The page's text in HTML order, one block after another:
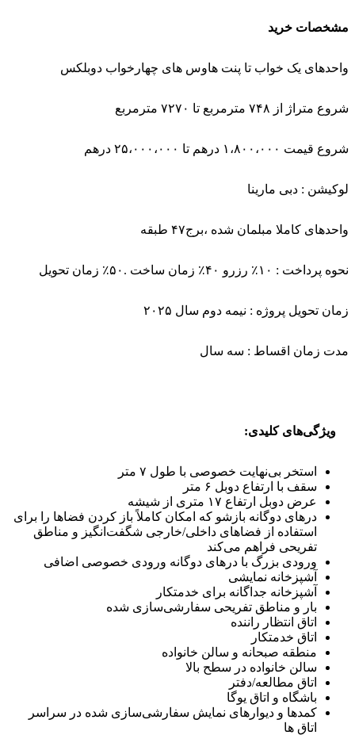
مشخصات خرید
واحدهای یک خواب تا پنت هاوس های چهارخواب دوبلکس
شروع متراژ از ۷۴۸ مترمربع تا ۷۲۷۰ مترمربع
شروع قیمت ۱،۸۰۰،۰۰۰ درهم تا ۲۵،۰۰۰،۰۰۰ درهم
لوکیشن : دبی مارینا
واحدهای کاملا مبلمان شده ،برج۴۷ طبقه
نحوه پرداخت : ۱۰٪ رزرو ۴۰٪ زمان ساخت .۵۰٪ زمان تحویل
زمان تحویل پروژه : نیمه دوم سال ۲۰۲۵
مدت زمان اقساط : سه سال
ویژگی‌های کلیدی:
استخر بی‌نهایت خصوصی با طول ۷ متر
سقف با ارتفاع دوبل ۶ متر
عرض دوبل ارتفاع ۱۷ متری از شیشه
درهای دوگانه بازشو که امکان کاملاً باز کردن فضاها را برای
استفاده از فضاهای داخلی/خارجی شگفت‌انگیز و مناطق
تفریحی فراهم می‌کند
ورودی بزرگ با درهای دوگانه ورودی خصوصی اضافی
آشپزخانه نمایشی
آشپزخانه جداگانه برای خدمتکار
بار و مناطق تفریحی سفارشی‌سازی شده
اتاق انتظار راننده
اتاق خدمتکار
منطقه صبحانه و سالن خانواده
سالن خانواده در سطح بالا
اتاق مطالعه/دفتر
باشگاه و اتاق یوگا
کمد‌ها و دیوارهای نمایش سفارشی‌سازی شده در سراسر
اتاق ها